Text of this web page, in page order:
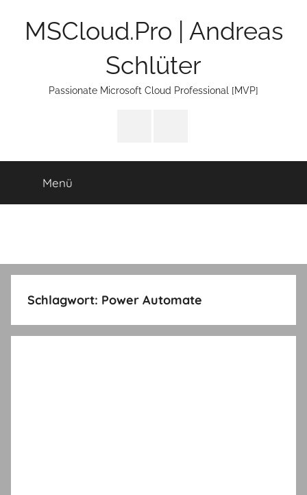
MSCloud.Pro | Andreas
Schlüter
Passionate Microsoft Cloud Professional [MVP]
Menü
Schlagwort: Power Automate